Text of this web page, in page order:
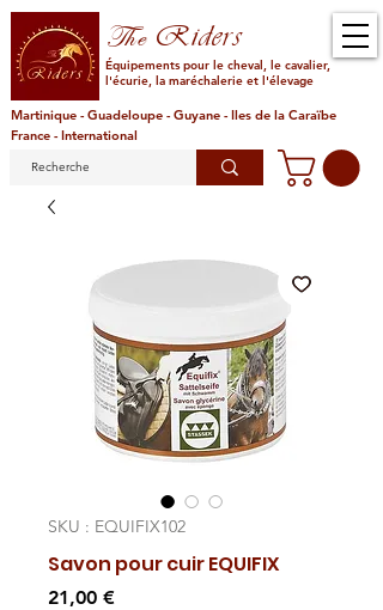
TheRiders
Équipements pour le cheval, le cavalier,
l'écurie, la maréchalerie et l'élevage
Martinique - Guadeloupe - Guyane - Iles de la Caraïbe
France - International
SKU : EQUIFIX102
Savon pour cuir EQUIFIX
21,00 €Prix